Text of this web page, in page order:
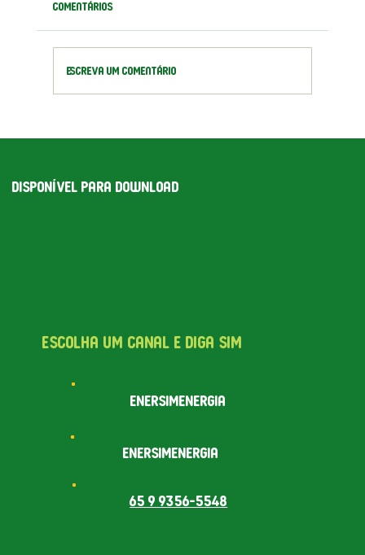
Teste de título
Comentários
Escreva um comentário
dispoNível para dowNload
eNersimeNergia
65 9 9356-5548
eNersimeNergia
escolha um caNal e diga sim